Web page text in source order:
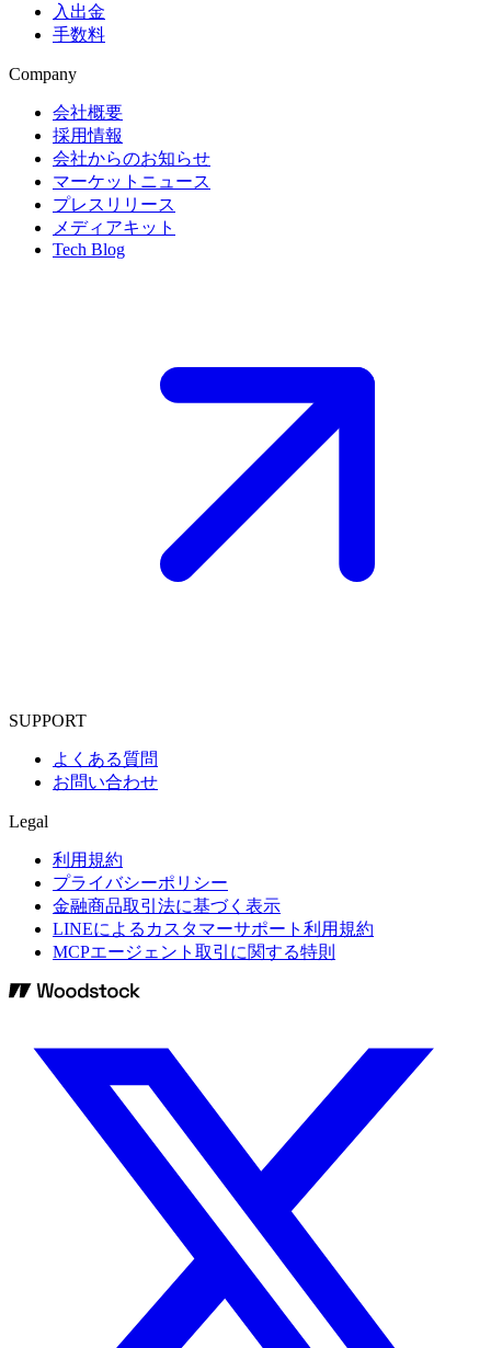
入出金
手数料
Company
会社概要
採用情報
会社からのお知らせ
マーケットニュース
プレスリリース
メディアキット
Tech Blog
SUPPORT
よくある質問
お問い合わせ
Legal
利用規約
プライバシーポリシー
金融商品取引法に基づく表示
LINEによるカスタマーサポート利用規約
MCPエージェント取引に関する特則